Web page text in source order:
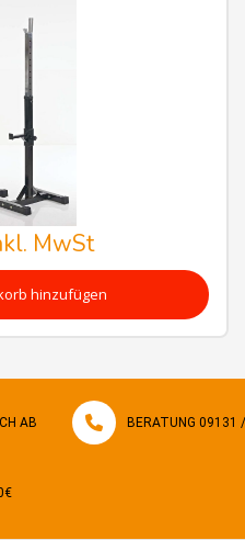
MwSt
hinzufügen
AB
BERATUNG 09131